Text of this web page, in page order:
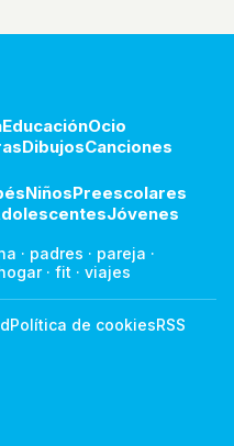
EducaciónOcio
DibujosCanciones
NiñosPreescolares
Jóvenes
· padres · pareja ·
hogar· fit · viajes
Política de cookiesRSS